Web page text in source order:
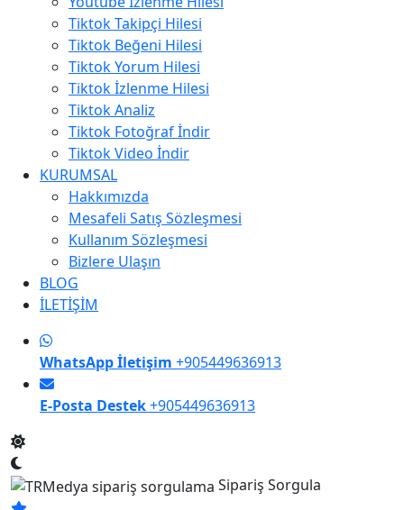
Tiktok Takipçi Hilesi
Tiktok Beğeni Hilesi
Tiktok Yorum Hilesi
Tiktok İzlenme Hilesi
Tiktok Analiz
Tiktok Fotoğraf İndir
Tiktok Video İndir
KURUMSAL
Hakkımızda
Mesafeli Satış Sözleşmesi
Kullanım Sözleşmesi
Bizlere Ulaşın
BLOG
İLETİŞİM
WhatsApp İletişim +905449636913
E-Posta Destek+905449636913
Sipariş Sorgula